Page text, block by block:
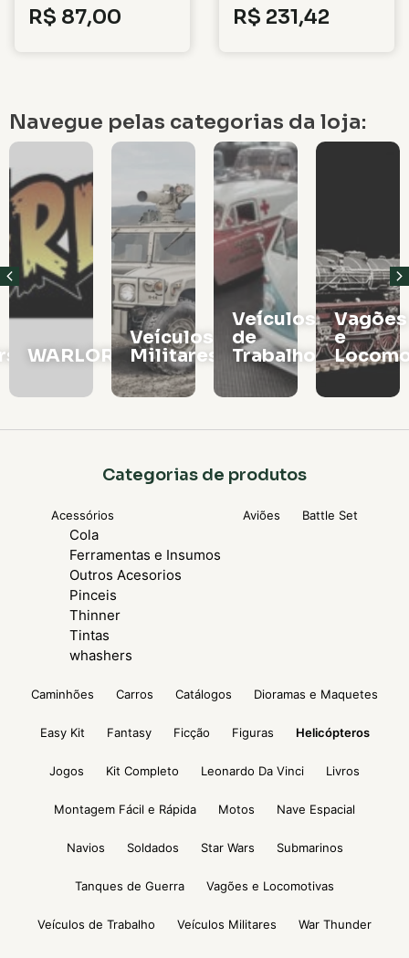
R$ 87,00 R$ 231,42
Navegue pelas categorias da loja:
WARLORD
Veículos
Militares
Veículos
de
Trabalho
Vagões
e
Categorias de produtos
Acessórios
Cola
Ferramentas e Insumos
Outros Acesorios
Pinceis
Thinner
Tintas
whashers
Aviões Battle Set
Caminhões Carros Catálogos Dioramas e Maquetes
Easy Kit Fantasy Ficção Figuras Helicópteros
Jogos Kit Completo Leonardo Da Vinci Livros
Montagem Fácil e Rápida Motos Nave Espacial
Navios Soldados Star Wars Submarinos
Tanques de Guerra Vagões e Locomotivas
Veículos de Trabalho Veículos Militares War Thunder